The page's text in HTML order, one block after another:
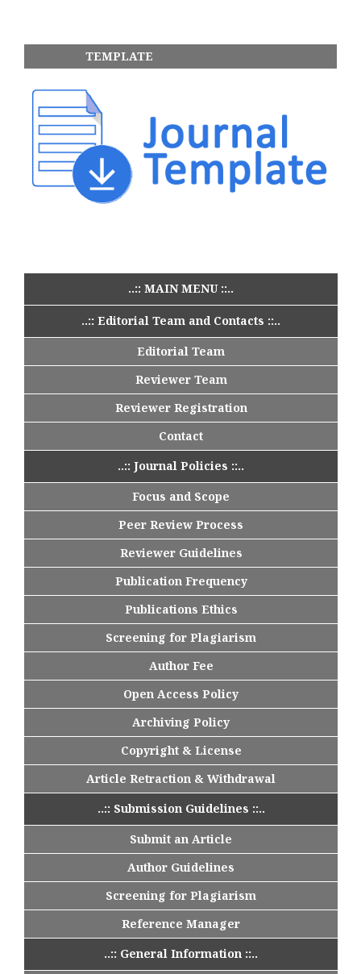
TEMPLATE
..:: MAIN MENU ::..
..:: Editorial Team and Contacts ::..
Editorial Team
Reviewer Team
Reviewer Registration
Contact
..:: Journal Policies ::..
Focus and Scope
Peer Review Process
Reviewer Guidelines
Publication Frequency
Publications Ethics
Screening for Plagiarism
Author Fee
Open Access Policy
Archiving Policy
Copyright & License
Article Retraction & Withdrawal
..:: Submission Guidelines ::..
Submit an Article
Author Guidelines
Screening for Plagiarism
Reference Manager
..:: General Information ::..